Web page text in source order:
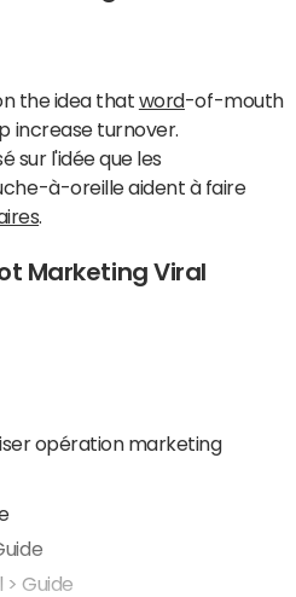
the idea that word-of-mouth
increase turnover.
sur l'idée que les
à-oreille aident à faire
Marketing Viral
opération marketing
> Guide